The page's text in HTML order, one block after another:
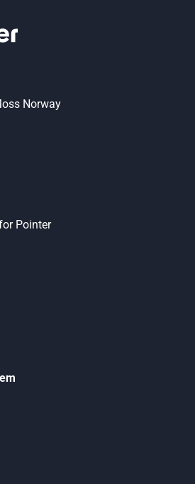
Norway
Pointer